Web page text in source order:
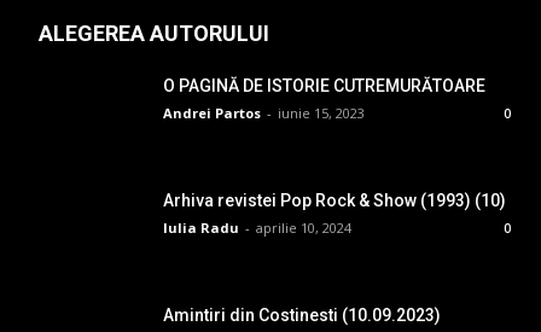
ALEGEREA AUTORULUI
O PAGINĂ DE ISTORIE CUTREMURĂTOARE
Andrei Partos - iunie 15, 2023 0
Arhiva revistei Pop Rock & Show (1993) (10)
Iulia Radu - aprilie 10, 2024 0
Amintiri din Costinesti (10.09.2023)